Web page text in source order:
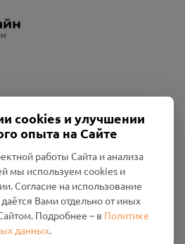
«Смоленский
cookies и улучшении
опыта на Сайте
работы Сайта и анализа
мы используем cookies и
Согласие на использование
Вами отдельно от иных
Подробнее – в Политике
данных.